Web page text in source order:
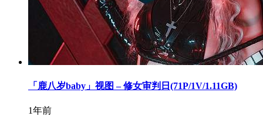
「鹿八岁baby」视图 – 修女审判日(71P/1V/1.11GB)
1年前